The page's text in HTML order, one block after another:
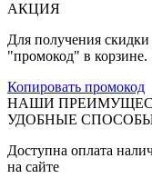
АКЦИЯ
Для получения скидки
"промокод" в корзине.
Копировать промокод
НАШИ
УДОБНЫЕ
Доступна оплата
на сайте